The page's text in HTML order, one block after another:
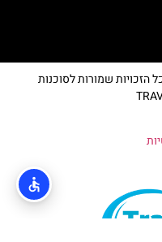
הזכויות שמורות לסוכנות